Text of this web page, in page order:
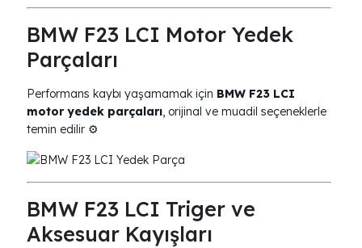
BMW F23 LCI Motor Yedek
Parçaları
Performans kaybı yaşamamak için BMW F23 LCI
motor yedek parçaları, orijinal ve muadil seçeneklerle
temin edilir ⚙️
BMW F23 LCI Triger ve
Aksesuar Kayışları